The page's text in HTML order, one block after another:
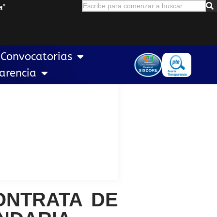
”
Convocatorias
DE